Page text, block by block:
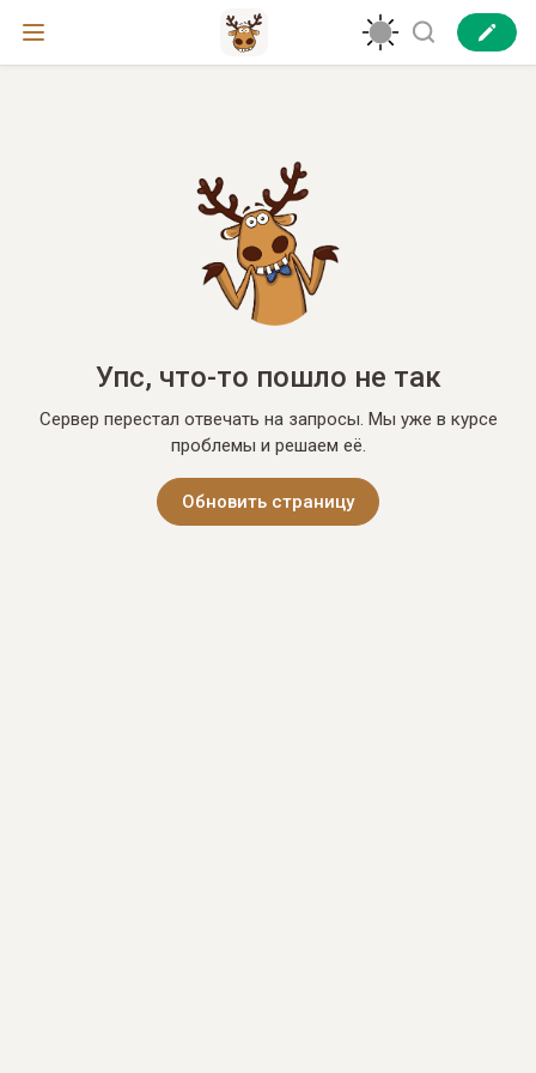
Упс, что-то пошло не так
Сервер перестал отвечать на запросы. Мы уже в курсе
проблемы и решаем её.
Обновить страницу